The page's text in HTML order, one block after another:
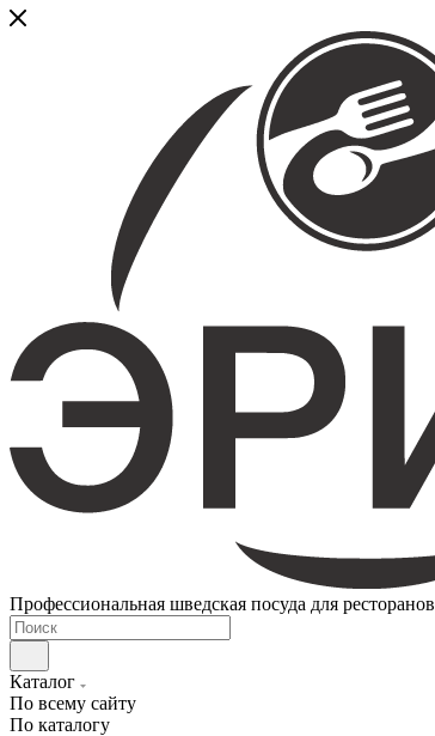
Профессиональная шведская посуда для ресторанов
Каталог
По всему сайту
По каталогу